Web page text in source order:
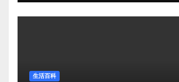
生活百科